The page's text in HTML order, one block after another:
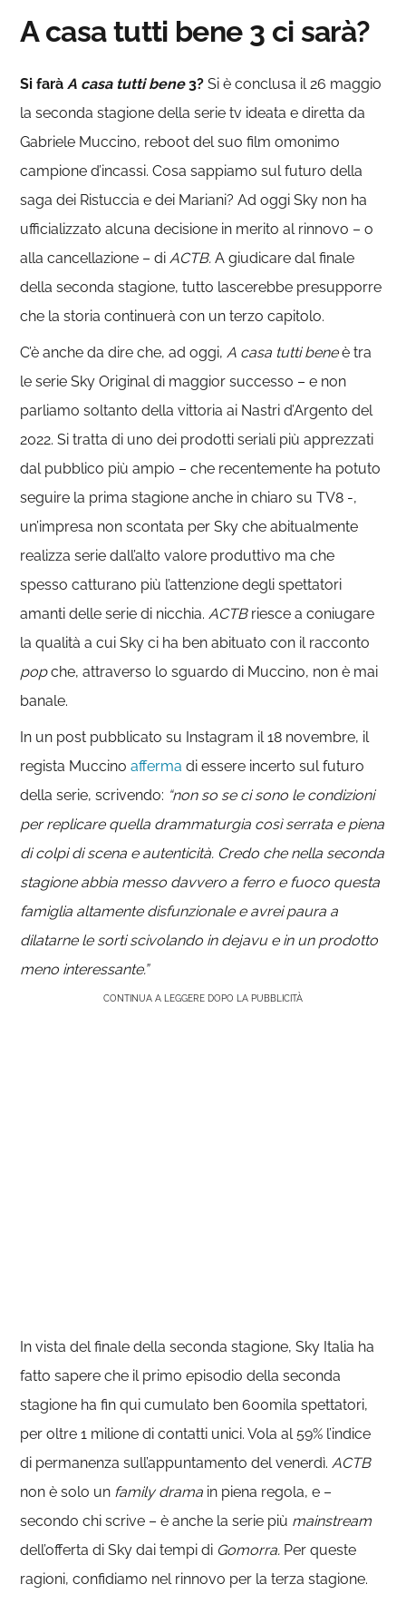
A casa tutti bene 3 ci sarà?
Si farà A casa tutti bene3? Si è conclusa il 26 maggio
la seconda stagione della serie tv ideata e diretta da
Gabriele Muccino, reboot del suo film omonimo
campione d’incassi. Cosa sappiamo sul futuro della
saga dei Ristuccia e dei Mariani? Ad oggi Sky non ha
ufficializzato alcuna decisione in merito al rinnovo – o
alla cancellazione – di ACTB. A giudicare dal finale
della seconda stagione, tutto lascerebbe presupporre
che la storia continuerà con un terzo capitolo.
C’è anche da dire che, ad oggi, A casa tutti beneè tra
le serie Sky Original di maggior successo – e non
parliamo soltanto della vittoria ai Nastri d’Argento del
2022. Si tratta di uno dei prodotti seriali più apprezzati
dal pubblico più ampio – che recentemente ha potuto
seguire la prima stagione anche in chiaro su TV8 -,
un’impresa non scontata per Sky che abitualmente
realizza serie dall’alto valore produttivo ma che
spesso catturano più l’attenzione degli spettatori
amanti delle serie di nicchia. ACTB riesce a coniugare
la qualità a cui Sky ci ha ben abituato con il racconto
popche, attraverso lo sguardo di Muccino, non è mai
banale.
In un post pubblicato su Instagram il 18 novembre, il
regista Muccinoafferma di essere incerto sul futuro
della serie, scrivendo: “non so se ci sono le condizioni
per replicare quella drammaturgia così serrata e piena
di colpi di scena e autenticità. Credo che nella seconda
stagione abbia messo davvero a ferro e fuoco questa
famiglia altamente disfunzionale e avrei paura a
dilatarne le sorti scivolando in dejavu e in un prodotto
meno interessante.”
CONTINUA A LEGGERE DOPO LA PUBBLICITÀ
In vista del finale della seconda stagione, Sky Italia ha
fatto sapere che il primo episodio della seconda
stagione ha fin qui cumulato ben 600mila spettatori,
per oltre 1 milione di contatti unici. Vola al 59% l’indice
di permanenza sull’appuntamento del venerdì. ACTB
non è solo un family drama in piena regola, e –
secondo chi scrive – è anche la serie più mainstream
dell’offerta di Sky dai tempi di Gomorra. Per queste
ragioni, confidiamo nel rinnovo per la terza stagione.